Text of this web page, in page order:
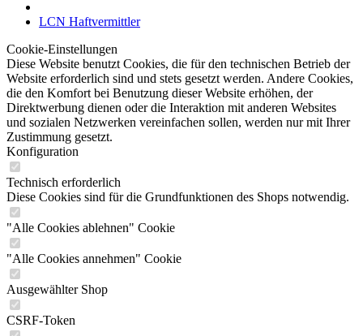
LCN Haftvermittler
Cookie-Einstellungen
Diese Website benutzt Cookies, die für den technischen Betrieb der
Website erforderlich sind und stets gesetzt werden. Andere Cookies,
die den Komfort bei Benutzung dieser Website erhöhen, der
Direktwerbung dienen oder die Interaktion mit anderen Websites
und sozialen Netzwerken vereinfachen sollen, werden nur mit Ihrer
Zustimmung gesetzt.
Konfiguration
Technisch erforderlich
Diese Cookies sind für die Grundfunktionen des Shops notwendig.
"Alle Cookies ablehnen" Cookie
"Alle Cookies annehmen" Cookie
Ausgewählter Shop
CSRF-Token